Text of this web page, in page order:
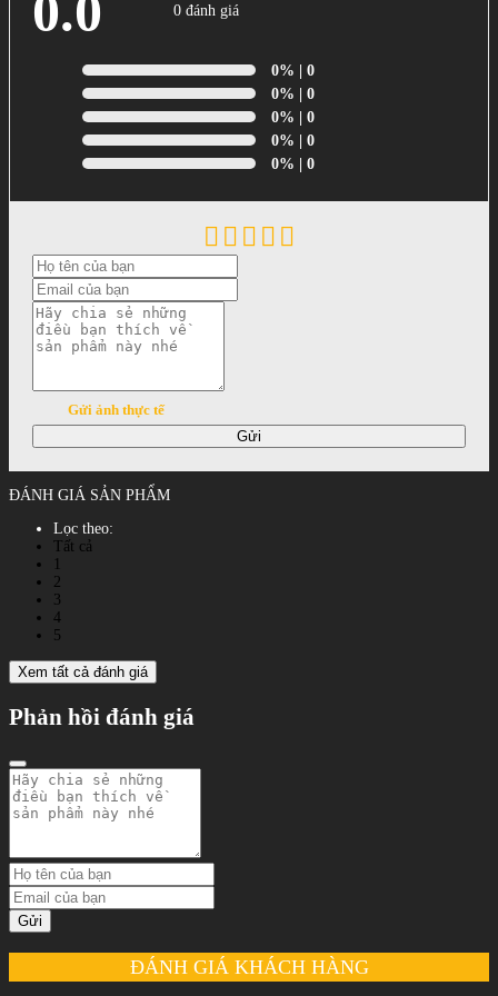
0.0 0 đánh giá
0% | 0
0% | 0
0% | 0
0% | 0
0% | 0
Gửi ảnh thực tế
Gửi
ĐÁNH GIÁ SẢN PHẨM
Lọc theo:
Tất cả
2
3
4
5
Xem tất cả đánh giá
Phản hồi đánh giá
Gửi
ĐÁNH GIÁ KHÁCH HÀNG